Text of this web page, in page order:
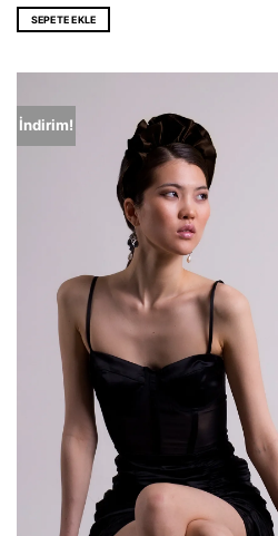
EUR 210,0.
SEPETE EKLE
İndirim!